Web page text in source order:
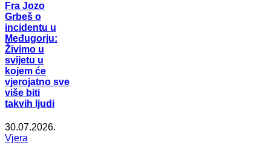
Fra Jozo
Grbeš o
incidentu u
Međugorju:
Živimo u
svijetu u
kojem će
vjerojatno sve
više biti
takvih ljudi
30.07.2026.
Vjera